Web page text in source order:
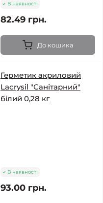
В наявності
82.49 грн.
До кошика
Герметик акриловий
Lacrysil "Санітарний"
білий 0,28 кг
В наявності
93.00 грн.